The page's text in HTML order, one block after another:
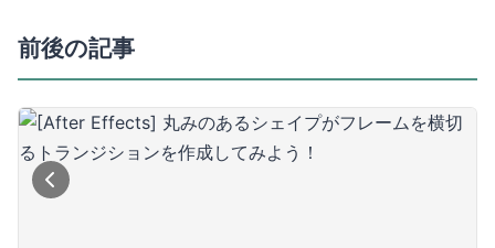
前後の記事